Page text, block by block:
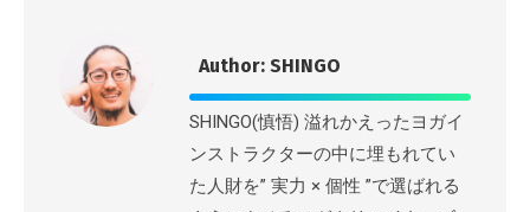
Author: SHINGO
SHINGO(慎悟) 溢れかえったヨガイ
ンストラクターの中に埋もれてい
た人財を” 実力 × 個性 ”で選ばれる